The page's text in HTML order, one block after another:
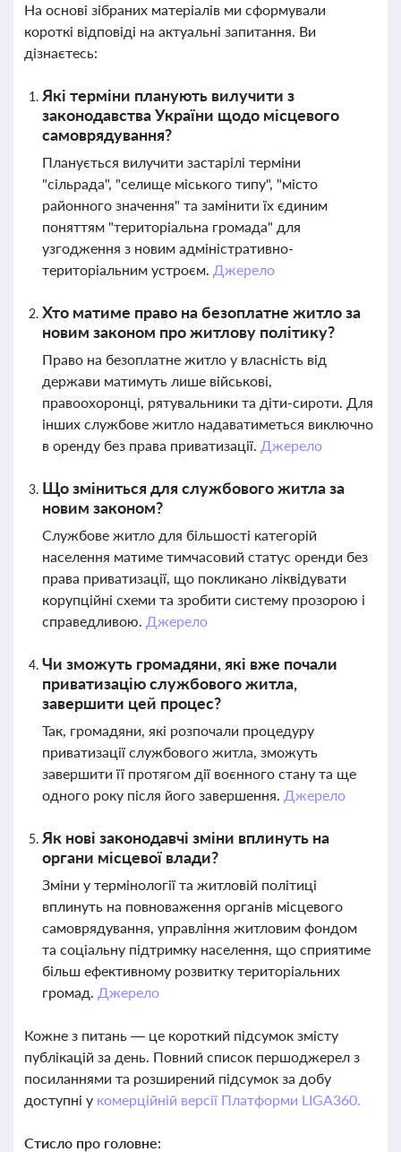
На основі зібраних матеріалів ми сформували
короткі відповіді на актуальні запитання. Ви
дізнаєтесь:
Які терміни планують вилучити з
законодавства України щодо місцевого
самоврядування?
Планується вилучити застарілі терміни
"сільрада", "селище міського типу", "місто
районного значення" та замінити їх єдиним
поняттям "територіальна громада" для
узгодження з новим адміністративно-
територіальним устроєм. Джерело
Хто матиме право на безоплатне житло за
новим законом про житлову політику?
Право на безоплатне житло у власність від
держави матимуть лише військові,
правоохоронці, рятувальники та діти-сироти. Для
інших службове житло надаватиметься виключно
в оренду без права приватизації. Джерело
Що зміниться для службового житла за
новим законом?
Службове житло для більшості категорій
населення матиме тимчасовий статус оренди без
права приватизації, що покликано ліквідувати
корупційні схеми та зробити систему прозорою і
справедливою. Джерело
Чи зможуть громадяни, які вже почали
приватизацію службового житла,
завершити цей процес?
Так, громадяни, які розпочали процедуру
приватизації службового житла, зможуть
завершити її протягом дії воєнного стану та ще
одного року після його завершення. Джерело
Як нові законодавчі зміни вплинуть на
органи місцевої влади?
Зміни у термінології та житловій політиці
вплинуть на повноваження органів місцевого
самоврядування, управління житловим фондом
та соціальну підтримку населення, що сприятиме
більш ефективному розвитку територіальних
громад. Джерело
Кожне з питань — це короткий підсумок змісту
публікацій за день. Повний список першоджерел з
посиланнями та розширений підсумок за добу
доступні у комерційній версії Платформи LIGA360.
Стисло про головне: